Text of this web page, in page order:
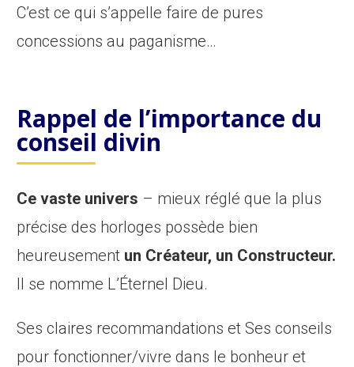
C’est ce qui s’appelle faire de pures
concessions au paganisme…
Rappel de l’importance du
conseil divin
Ce vaste univers – mieux réglé que la plus
précise des horloges possède bien
heureusement un Créateur, un Constructeur.
Il se nomme L’Éternel Dieu.
Ses claires recommandations et Ses conseils
pour fonctionner/vivre dans le bonheur et